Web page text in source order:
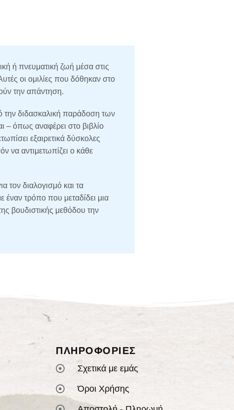
ή πνευματική ζωή μέσα στις
οι ομιλίες που δόθηκαν στο
την απάντηση.
διδασκαλική παράδοση των
– όπως αναφέρει στο βιβλίο
εξαιρετικά δύσκολες
να αντιμετωπίζει ο κάθε
τον διαλογισμό και τα
τρόπο που μεταδίδει μια
βουδιστικής μεθόδου την
ΠΛΗΡΟΦΟΡΙΕΣ
Σχετικά με εμάς
Όροι Χρήσης